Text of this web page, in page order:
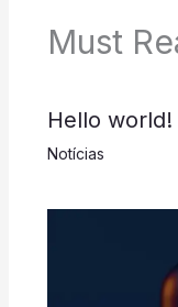
Must
Hello world!
Notícias